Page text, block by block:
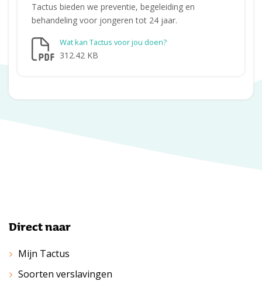
Tactus bieden we preventie, begeleiding en
behandeling voor jongeren tot 24 jaar.
312.42 KB
Wat kan Tactus voor jou doen?
Direct naar
Mijn Tactus
Soorten verslavingen